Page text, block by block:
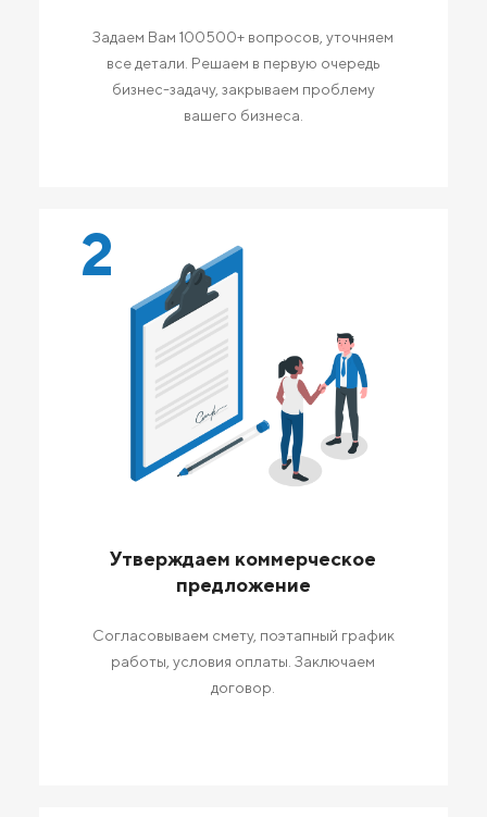
Задаем Вам 100500+ вопросов, уточняем
все детали. Решаем в первую очередь
бизнес-задачу, закрываем проблему
вашего бизнеса.
2
Утверждаем коммерческое
предложение
Согласовываем смету, поэтапный график
работы, условия оплаты. Заключаем
договор.